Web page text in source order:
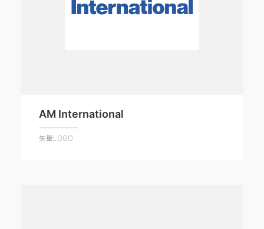
AM International
矢量LOGO